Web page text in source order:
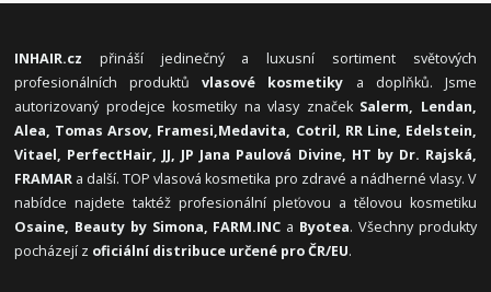
INHAIR.cz přináší jedinečný a luxusní sortiment světových
profesionálních produktůvlasové kosmetiky a doplňků. Jsme
autorizovaný prodejce kosmetiky na vlasy značek Salerm, Lendan,
Alea, Tomas Arsov, Framesi,Medavita, Cotril, RR Line, Edelstein,
Vitael, PerfectHair, JJ, JP Jana Paulová Divine, HT by Dr. Rajská,
FRAMAR a další. TOP vlasová kosmetika pro zdravé a nádherné vlasy. V
nabídce najdete taktéž profesionální pleťovou a tělovou kosmetiku
Osaine, Beauty by Simona, FARM.INC a Byotea. Všechny produkty
pocházejí z oficiální distribuce určené pro ČR/EU.